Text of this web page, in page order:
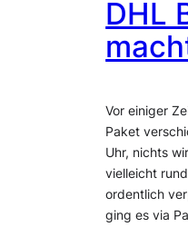
DHL
Vor einiger
Paket
Uhr, nichts
vielleicht
ordentlich
ging es via